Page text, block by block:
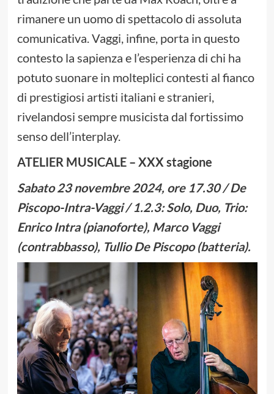
rimanere un uomo di spettacolo di assoluta
comunicativa. Vaggi, infine, porta in questo
contesto la sapienza e l’esperienza di chi ha
potuto suonare in molteplici contesti al fianco
di prestigiosi artisti italiani e stranieri,
rivelandosi sempre musicista dal fortissimo
senso dell’interplay.
ATELIER MUSICALE – XXX stagione
Sabato 23 novembre 2024, ore 17.30 / De
Piscopo-Intra-Vaggi / 1.2.3: Solo, Duo, Trio:
Enrico Intra (pianoforte), Marco Vaggi
(contrabbasso), Tullio De Piscopo (batteria).